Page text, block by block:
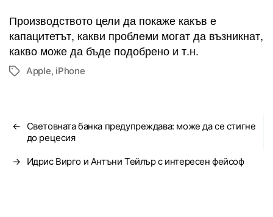
Производството цели да покаже какъв е
капацитетът, какви проблеми могат да възникнат,
какво може да бъде подобрено и т.н.
TagsApple, iPhone
←
Световната банка предупреждава: може да се стигне
до рецесия
→ Идрис Вирго и Антъни Тейлър с интересен фейсоф